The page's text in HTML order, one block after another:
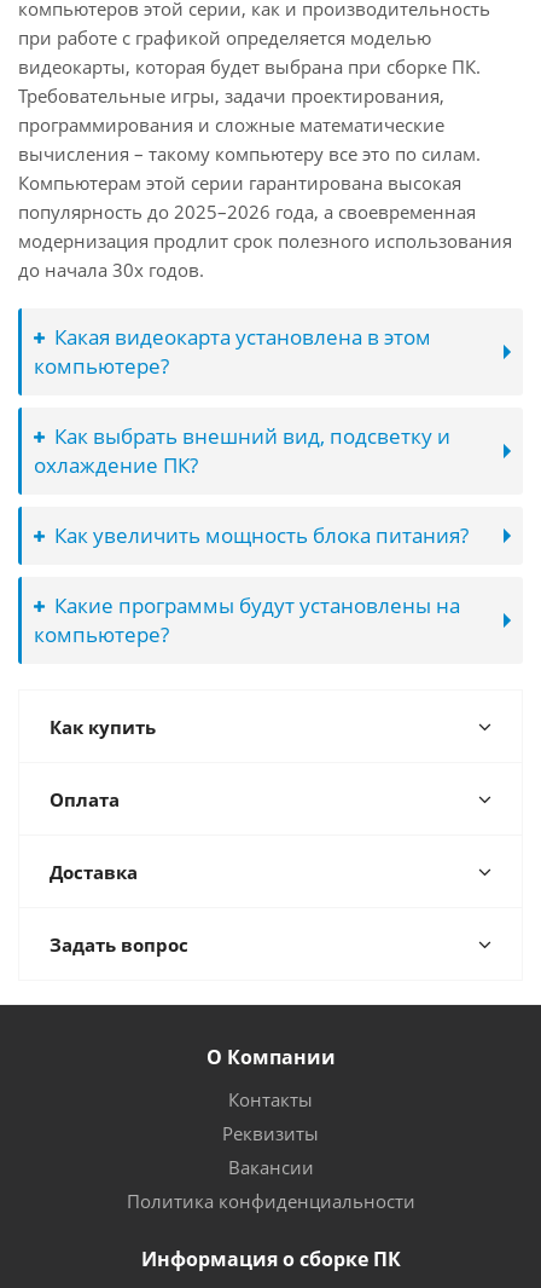
компьютеров этой серии, как и производительность
при работе с графикой определяется моделью
видеокарты, которая будет выбрана при сборке ПК.
Требовательные игры, задачи проектирования,
программирования и сложные математические
вычисления – такому компьютеру все это по силам.
Компьютерам этой серии гарантирована высокая
популярность до 2025–2026 года, а своевременная
модернизация продлит срок полезного использования
до начала 30х годов.
Какая видеокарта установлена в этом
компьютере?
Как выбрать внешний вид, подсветку и
охлаждение ПК?
Как увеличить мощность блока питания?
Какие программы будут установлены на
компьютере?
Как купить
Оплата
Доставка
Задать вопрос
О Компании
Контакты
Реквизиты
Вакансии
Политика конфиденциальности
Информация о сборке ПК